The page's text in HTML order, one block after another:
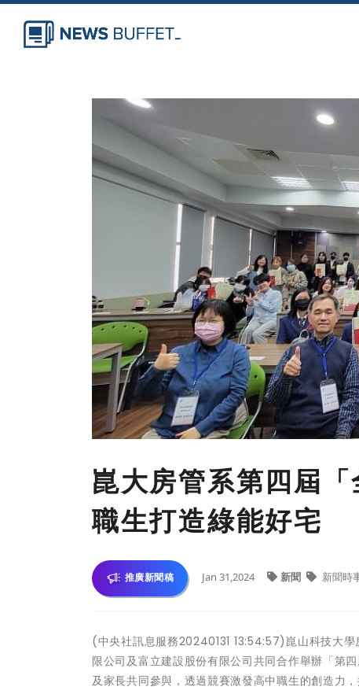
崑大房管系第四屆
職生打造綠能好宅
推廣新聞稿 Jan 31,2024 新聞 新聞時
(中央社訊息服務20240131 13:54:57)崑山科技大
限公司及富立建設股份有限公司共同合作舉辦「第
及家長共同參與，透過競賽激發高中職生的創造力